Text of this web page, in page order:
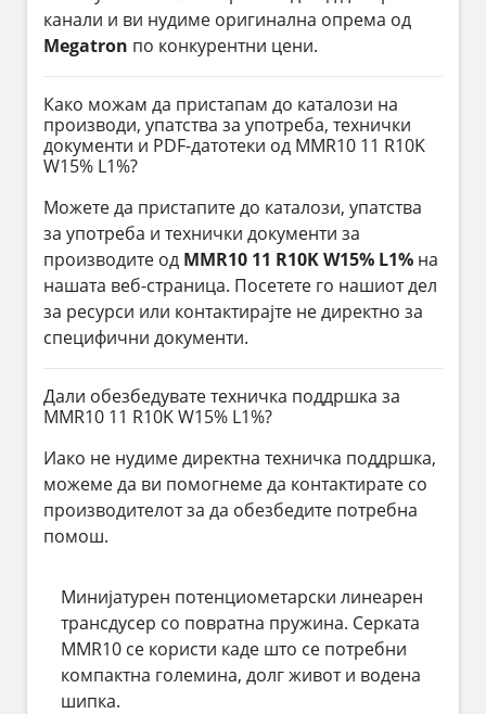
канали и ви нудиме оригинална опрема од
Megatron по конкурентни цени.
Како можам да пристапам до каталози на
производи, упатства за употреба, технички
документи и PDF-датотеки од MMR10 11 R10K
W15% L1%?
Можете да пристапите до каталози, упатства
за употреба и технички документи за
производите од MMR10 11 R10K W15% L1% на
нашата веб-страница. Посетете го нашиот дел
за ресурси или контактирајте не директно за
специфични документи.
Дали обезбедувате техничка поддршка за
MMR10 11 R10K W15% L1%?
Иако не нудиме директна техничка поддршка,
можеме да ви помогнеме да контактирате со
производителот за да обезбедите потребна
помош.
Минијатурен потенциометарски линеарен
трансдусер со повратна пружина. Серката
MMR10 се користи каде што се потребни
компактна големина, долг живот и водена
шипка.